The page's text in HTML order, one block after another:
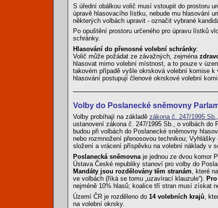
S úřední obálkou volič musí vstoupit do prostoru
úpravě hlasovacího lístku, nebude mu hlasování
některých volbách upravit - označit vybrané
Po opuštění prostoru určeného pro úpravu lístků
schránky.
Hlasování do přenosné volební schránky:
Volič může požádat ze závažných, zejména
hlasovat mimo volební místnost, a to pouze v
takovém případě vyšle okrsková volební komise
hlasování postupují členové okrskové volební
Volby do Poslanecké sněmovny
Volby probíhají na základě zákona č. 247/1995
ustanovení zákona č. 247/1995 Sb., o volbách do
budou při volbách do Poslanecké sněmovny
nebo rozmnožení přenosovou technikou;
složení a vrácení příspěvku na volební náklady v
Poslanecká sněmovnaje jednou ze dvou komor
Ústava České republiky stanoví pro volby do
Mandáty jsou rozdělovány těm stranám, které
ve volbách (říká se tomu „uzavírací klauzule“).
nejméně 10% hlasů; koalice tří stran musí získat
Území ČR je rozděleno do 14 volebních krajů ,
na volební okrsky.